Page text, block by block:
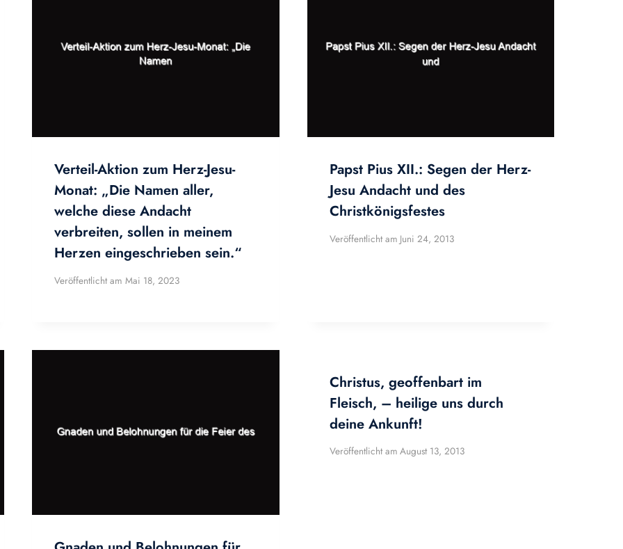
Verteil-Aktion zum Herz-Jesu-
Monat: „Die Namen aller,
welche diese Andacht
verbreiten, sollen in meinem
Herzen eingeschrieben sein.“
Veröffentlicht am Mai 18, 2023
Papst Pius XII.: Segen der Herz-
Jesu Andacht und des
Christkönigsfestes
Veröffentlicht am Juni 24, 2013
Christus, geoffenbart im
Fleisch, – heilige uns durch
deine Ankunft!
Veröffentlicht am August 13, 2013